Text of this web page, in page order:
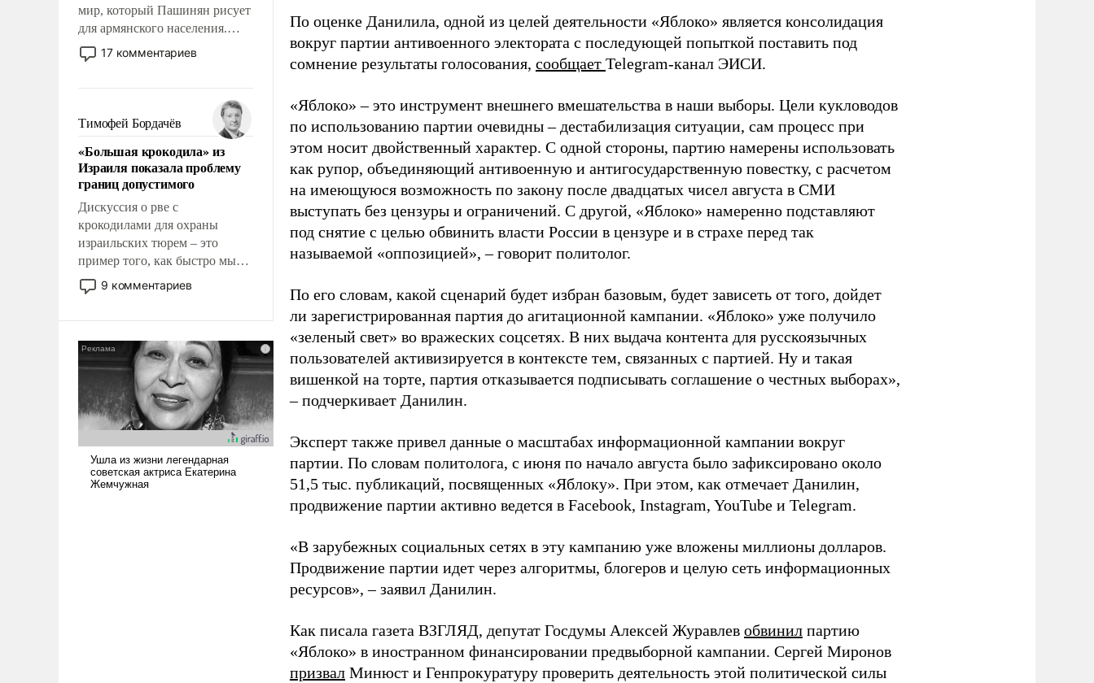
мир, который Пашинян рисует
для армянского населения.
Мир, где политические
прожекты будут безусловно
налогоплательщиков и где
Еревану за свои поступки не
нужно отвечать.
17 комментариев
Тимофей Бордачёв
«Большая крокодила» из
Израиля показала проблему
границ допустимого
Дискуссия о рве с
крокодилами для охраны
израильских тюрем – это
пример того, как быстро мы
двигаемся по пути
революционных изменений.
псевдонаучной фантастики,
стало всерьез обсуждаемой
идеей.
9 комментариев
По оценке Данилила, одной из целей деятельности «Яблоко» является консолидация
вокруг партии антивоенного электората с последующей попыткой поставить под
сомнение результаты голосования, сообщает Telegram-канал ЭИСИ.
«Яблоко» – это инструмент внешнего вмешательства в наши выборы. Цели кукловодов
по использованию партии очевидны – дестабилизация ситуации, сам процесс при
этом носит двойственный характер. С одной стороны, партию намерены использовать
как рупор, объединяющий антивоенную и антигосударственную повестку, с расчетом
на имеющуюся возможность по закону после двадцатых чисел августа в СМИ
выступать без цензуры и ограничений. С другой, «Яблоко» намеренно подставляют
под снятие с целью обвинить власти России в цензуре и в страхе перед так
называемой «оппозицией», – говорит политолог.
По его словам, какой сценарий будет избран базовым, будет зависеть от того, дойдет
ли зарегистрированная партия до агитационной кампании. «Яблоко» уже получило
«зеленый свет» во вражеских соцсетях. В них выдача контента для русскоязычных
пользователей активизируется в контексте тем, связанных с партией. Ну и такая
вишенкой на торте, партия отказывается подписывать соглашение о честных выборах»,
– подчеркивает Данилин.
Эксперт также привел данные о масштабах информационной кампании вокруг
партии. По словам политолога, с июня по начало августа было зафиксировано около
51,5 тыс. публикаций, посвященных «Яблоку». При этом, как отмечает Данилин,
продвижение партии активно ведется в Facebook, Instagram, YouTube и Telegram.
«В зарубежных социальных сетях в эту кампанию уже вложены миллионы долларов.
Продвижение партии идет через алгоритмы, блогеров и целую сеть информационных
ресурсов», – заявил Данилин.
Как писала газета ВЗГЛЯД, депутат Госдумы Алексей Журавлев обвинил партию
«Яблоко» в иностранном финансировании предвыборной кампании. Сергей Миронов
призвал Минюст и Генпрокуратуру проверить деятельность этой политической силы